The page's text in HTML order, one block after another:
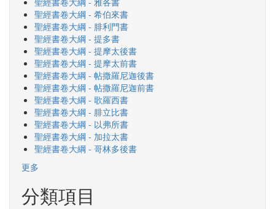
聖經書卷大綱 - 希伯來書
聖經書卷大綱 - 腓利門書
聖經書卷大綱 - 提多書
聖經書卷大綱 - 提摩太後書
聖經書卷大綱 - 提摩太前書
聖經書卷大綱 - 帖撒羅尼迦後書
聖經書卷大綱 - 帖撒羅尼迦前書
聖經書卷大綱 - 歌羅西書
聖經書卷大綱 - 腓立比書
聖經書卷大綱 - 以弗所書
聖經書卷大綱 - 加拉太書
聖經書卷大綱 - 哥林多後書
更多
分類項目